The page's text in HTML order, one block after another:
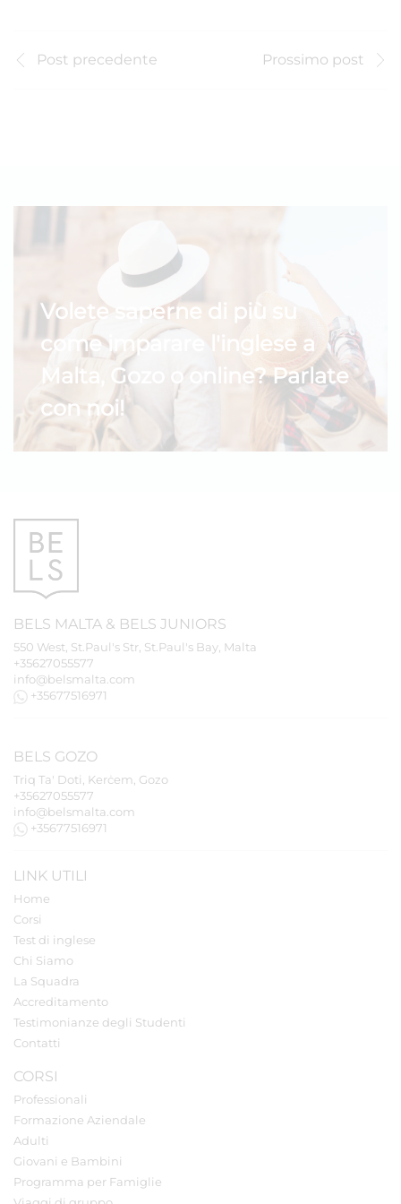
Post precedente Prossimo post
Volete saperne di più su
come imparare l'inglese a
Malta, Gozo o online? Parlate
con noi!
BELS MALTA & BELS JUNIORS
550 West, St.Paul's Str, St.Paul's Bay, Malta
+35627055577
info@belsmalta.com
+35677516971
BELS GOZO
Triq Ta' Doti, Kerċem, Gozo
+35627055577
info@belsmalta.com
+35677516971
LINK UTILI
Home
Corsi
Test di inglese
Chi Siamo
La Squadra
Accreditamento
Testimonianze degli Studenti
Contatti
CORSI
Professionali
Formazione Aziendale
Adulti
Giovani e Bambini
Programma per Famiglie